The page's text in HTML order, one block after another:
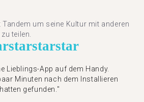
Tandem um seine Kultur mit anderen
teilen.
starstarstar
Lieblings-App auf dem Handy.
Minuten nach dem Installieren
gefunden."